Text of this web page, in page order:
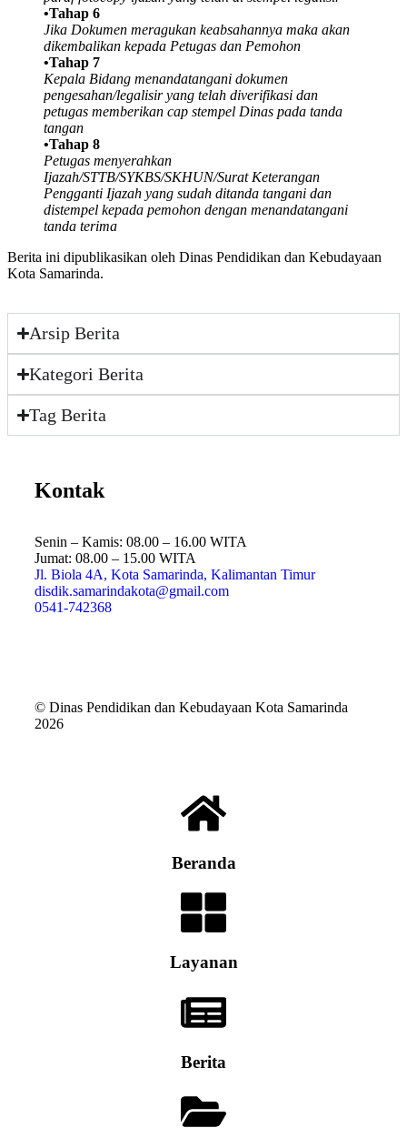
•Tahap 6
Jika Dokumen meragukan keabsahannya maka akan
dikembalikan kepada Petugas dan Pemohon
•Tahap 7
Kepala Bidang menandatangani dokumen
pengesahan/legalisir yang telah diverifikasi dan
petugas memberikan cap stempel Dinas pada tanda
tangan
•Tahap 8
Petugas menyerahkan
Ijazah/STTB/SYKBS/SKHUN/Surat Keterangan
Pengganti Ijazah yang sudah ditanda tangani dan
distempel kepada pemohon dengan menandatangani
tanda terima
Berita ini dipublikasikan oleh Dinas Pendidikan dan Kebudayaan
Kota Samarinda.
Arsip Berita
Kategori Berita
Tag Berita
Kontak
Senin – Kamis: 08.00 – 16.00 WITA
Jumat: 08.00 – 15.00 WITA
Jl. Biola 4A, Kota Samarinda, Kalimantan Timur
disdik.samarindakota@gmail.com
0541-742368
© Dinas Pendidikan dan Kebudayaan Kota Samarinda
2026
Beranda
Layanan
Berita